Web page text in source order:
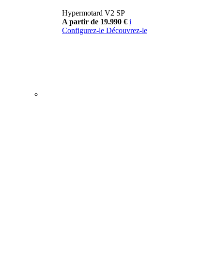
Hypermotard V2 SP
A partir de 19.990 € i
Configurez-le Découvrez-le